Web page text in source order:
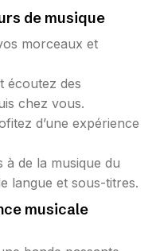
de musique
morceaux et
écoutez des
chez vous.
d’une expérience
à de la musique du
langue et sous-titres.
musicale